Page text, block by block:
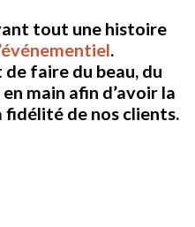
tout une histoire
.
faire du beau, du
main afin d’avoir la
de nos clients.